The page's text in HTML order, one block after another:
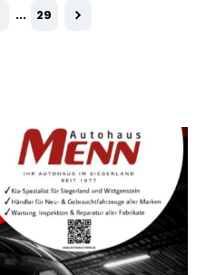
… 29